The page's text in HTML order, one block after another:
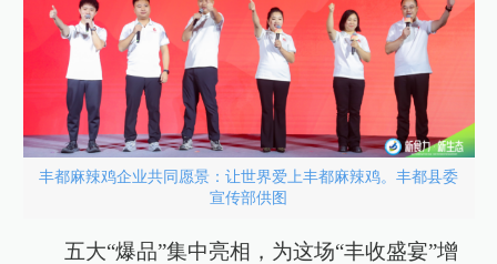
丰都麻辣鸡企业共同愿景：让世界爱上丰都麻辣鸡。丰都县委
宣传部供图
五大“爆品”集中亮相，为这场“丰收盛宴”增